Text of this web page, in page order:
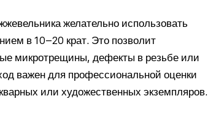
желательно использовать
в 10–20 крат. Это позволит
микротрещины, дефекты в резьбе или
важен для профессиональной оценки
или художественных экземпляров.